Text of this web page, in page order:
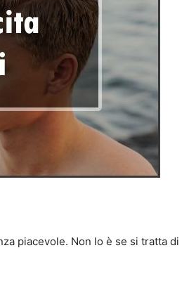
piacevole. Non lo è se si tratta di